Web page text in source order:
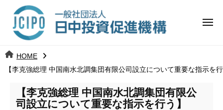
ツ 日
中
投
j
c
メ
HOME
【李克強総理 中国南水北調集団有限公司設立について重要な指示を
【李克強総理 中国南水北調集団有限公
司設立について重要な指示を行う】
日
中
資
進